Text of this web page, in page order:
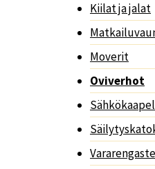
Kiilat ja jalat
Moverit
Oviverhot